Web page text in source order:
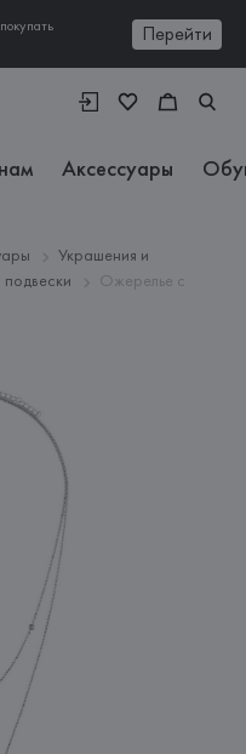
Перейти
Аксессуары
Украшения и
Ожерелье с